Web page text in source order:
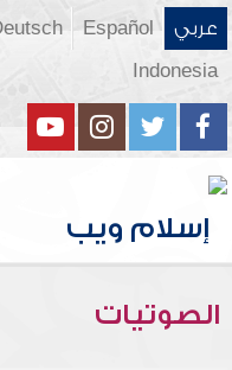
عربي Español
Indonesia
الصوتيات